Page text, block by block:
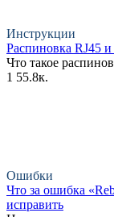
Инструкции
Распиновка RJ45
Что такое
1 55.8к.
Ошибки
Что за ошибка
исправить